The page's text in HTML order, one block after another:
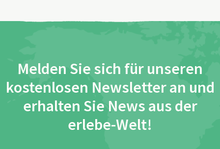
Melden Sie sich für unseren
kostenlosen Newsletter an und
erhalten Sie News aus der
erlebe-Welt!